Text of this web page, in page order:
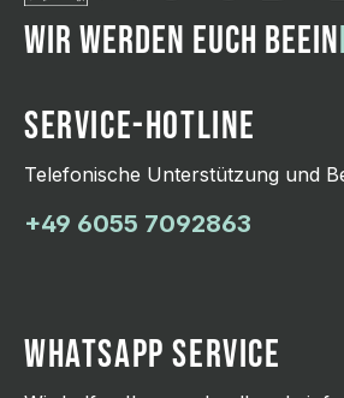
WIR WERDEN EUCH BEEIN
SERVICE-HOTLINE
Telefonische Unterstützung und
+49 6055 7092863
WHATSAPP SERVICE